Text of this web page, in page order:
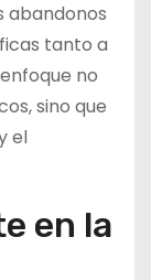
tanto a
no
sino que
el
en la